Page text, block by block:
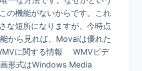
の機能がないからです。これ
な短所になりますが、今時点
から見れば、Movaiは優れた
に関する情報 WMVビデ
形式はWindows Media